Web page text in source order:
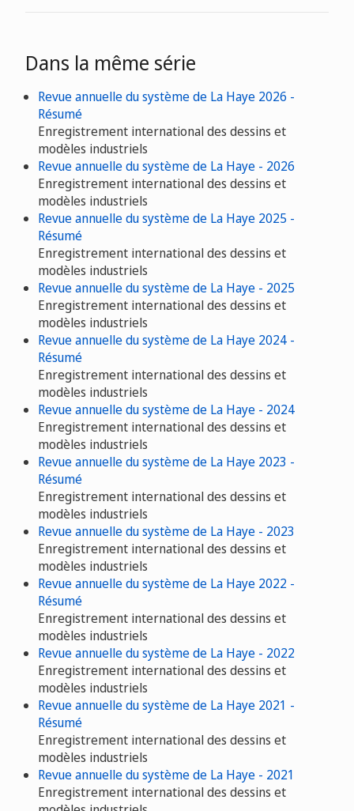
Dans la même série
Revue annuelle du système de La Haye 2026 -
Résumé
Enregistrement international des dessins et
modèles industriels
Revue annuelle du système de La Haye - 2026
Enregistrement international des dessins et
modèles industriels
Revue annuelle du système de La Haye 2025 -
Résumé
Enregistrement international des dessins et
modèles industriels
Revue annuelle du système de La Haye - 2025
Enregistrement international des dessins et
modèles industriels
Revue annuelle du système de La Haye 2024 -
Résumé
Enregistrement international des dessins et
modèles industriels
Revue annuelle du système de La Haye - 2024
Enregistrement international des dessins et
modèles industriels
Revue annuelle du système de La Haye 2023 -
Résumé
Enregistrement international des dessins et
modèles industriels
Revue annuelle du système de La Haye - 2023
Enregistrement international des dessins et
modèles industriels
Revue annuelle du système de La Haye 2022 -
Résumé
Enregistrement international des dessins et
modèles industriels
Revue annuelle du système de La Haye - 2022
Enregistrement international des dessins et
modèles industriels
Revue annuelle du système de La Haye 2021 -
Résumé
Enregistrement international des dessins et
modèles industriels
Revue annuelle du système de La Haye - 2021
Enregistrement international des dessins et